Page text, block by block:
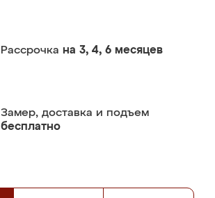
Рассрочка на 3, 4, 6 месяцев
Замер, доставка и подъем
бесплатно